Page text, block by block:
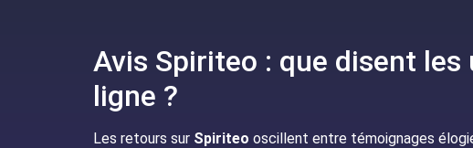
Avis Spiriteo : que disent
ligne ?
Les retours sur Spiriteo oscillent entre témoignages